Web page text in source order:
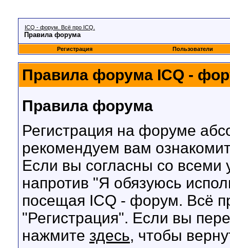
ICQ - форум. Всё про ICQ.
Правила форума
Регистрация Пользователи
Правила форума ICQ -
Правила форума
Регистрация на форуме
рекомендуем вам
Если вы согласны со всеми
напротив "Я обязуюсь
посещая ICQ - форум. Всё
"Регистрация". Если вы
нажмите здесь, чтобы